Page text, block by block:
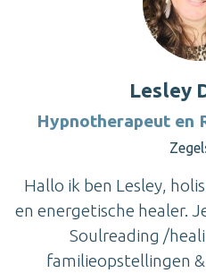
Lesley
Hypnotherapeut en
Hallo ik ben Lesley,
en energetische healer.
Soulreading /
familieopstellingen